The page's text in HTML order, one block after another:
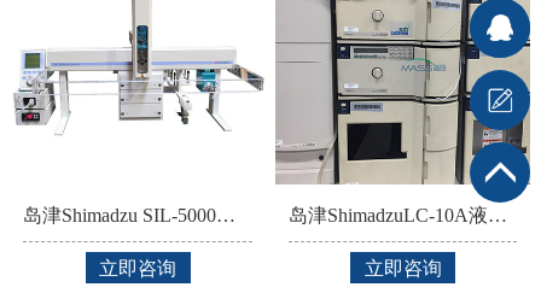
岛津Shimadzu SIL-5000全自动液体处理器
立即咨询
岛津ShimadzuLC-10A液相色谱仪
立即咨询
666-
7176
在线客
服1 在
线客服2